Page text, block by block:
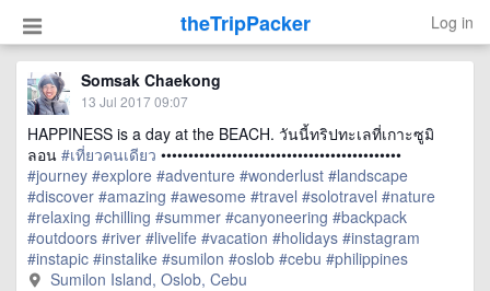
theTripPacker Log in
Somsak Chaekong
13 Jul 2017 09:07
HAPPINESS is a day at the BEACH. วันนี้ทริปทะเลที่เกาะซูมิ
ลอน #เที่ยวคนเดียว ••••••••••••••••••••••••••••••••••••••••••••
#journey #explore #adventure #wonderlust #landscape
#discover #amazing #awesome #travel #solotravel #nature
#relaxing #chilling #summer #canyoneering #backpack
#outdoors #river #livelife #vacation #holidays #instagram
#instapic #instalike #sumilon #oslob #cebu #philippines
Sumilon Island, Oslob, Cebu